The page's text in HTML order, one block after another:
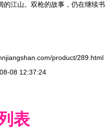
的江山。双枪的故事，仍在继续书
product/289.html
08 12:37:24
表